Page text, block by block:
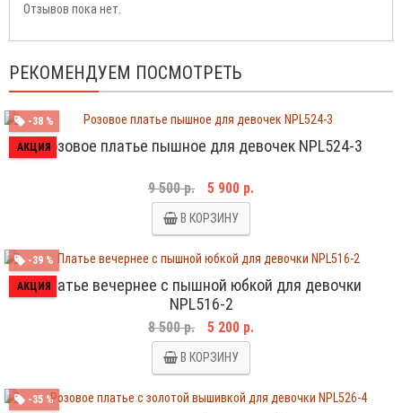
Отзывов пока нет.
РЕКОМЕНДУЕМ ПОСМОТРЕТЬ
-38 %
АКЦИЯРозовое платье пышное для девочек NPL524-3
9 500 р. 5 900 р.
В КОРЗИНУ
-39 %
АКЦИЯПлатье вечернее с пышной юбкой для девочки
NPL516-2
8 500 р. 5 200 р.
В КОРЗИНУ
-35 %